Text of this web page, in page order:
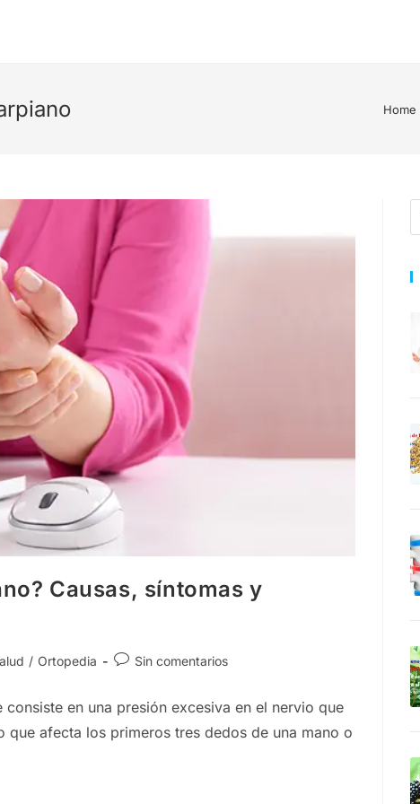
Home
Causas, síntomas y
/ Ortopedia
Comentarios
entrada:
Sin comentarios
en una presión excesiva en el nervio que
afecta los primeros tres dedos de una mano o